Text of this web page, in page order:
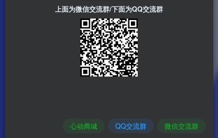
上面为微信交流群/下面为QQ交流群
心动商城 QQ交流群 微信交流群